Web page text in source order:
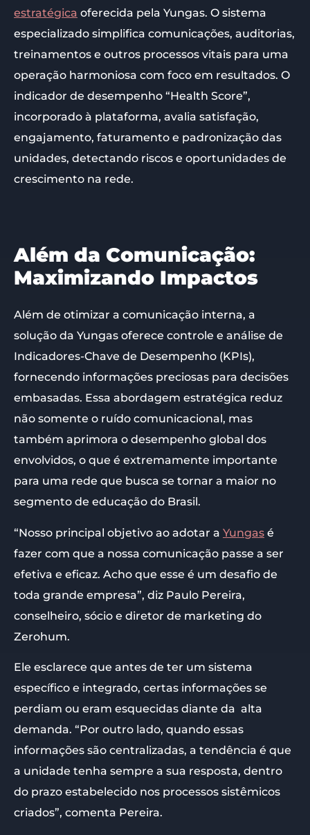
estratégica oferecida pela Yungas. O sistema
especializado simplifica comunicações, auditorias,
treinamentos e outros processos vitais para uma
operação harmoniosa com foco em resultados. O
indicador de desempenho “Health Score”,
incorporado à plataforma, avalia satisfação,
engajamento, faturamento e padronização das
unidades, detectando riscos e oportunidades de
crescimento na rede.
Além da Comunicação:
Maximizando Impactos
Além de otimizar a comunicação interna, a
solução da Yungas oferece controle e análise de
Indicadores-Chave de Desempenho (KPIs),
fornecendo informações preciosas para decisões
embasadas. Essa abordagem estratégica reduz
não somente o ruído comunicacional, mas
também aprimora o desempenho global dos
envolvidos, o que é extremamente importante
para uma rede que busca se tornar a maior no
segmento de educação do Brasil.
“Nosso principal objetivo ao adotar a Yungas é
fazer com que a nossa comunicação passe a ser
efetiva e eficaz. Acho que esse é um desafio de
toda grande empresa”, diz Paulo Pereira,
conselheiro, sócio e diretor de marketing do
Zerohum.
Ele esclarece que antes de ter um sistema
específico e integrado, certas informações se
perdiam ou eram esquecidas diante da alta
demanda. “Por outro lado, quando essas
informações são centralizadas, a tendência é que
a unidade tenha sempre a sua resposta, dentro
do prazo estabelecido nos processos sistêmicos
criados”, comenta Pereira.